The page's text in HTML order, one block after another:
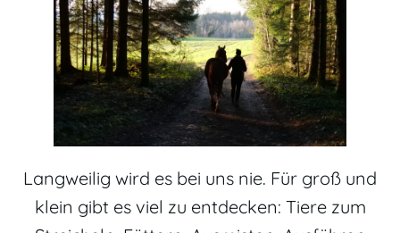
Langweilig wird es bei uns nie. Für groß und
klein gibt es viel zu entdecken: Tiere zum